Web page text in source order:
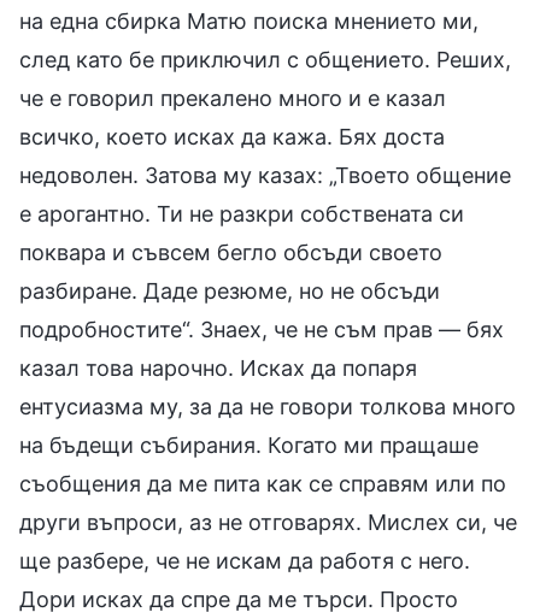
на една сбирка Матю поиска мнението ми,
след като бе приключил с общението. Реших,
че е говорил прекалено много и е казал
всичко, което исках да кажа. Бях доста
недоволен. Затова му казах: „Твоето общение
е арогантно. Ти не разкри собствената си
поквара и съвсем бегло обсъди своето
разбиране. Даде резюме, но не обсъди
подробностите“. Знаех, че не съм прав — бях
казал това нарочно. Исках да попаря
ентусиазма му, за да не говори толкова много
на бъдещи събирания. Когато ми пращаше
съобщения да ме пита как се справям или по
други въпроси, аз не отговарях. Мислех си, че
ще разбере, че не искам да работя с него.
Дори исках да спре да ме търси. Просто